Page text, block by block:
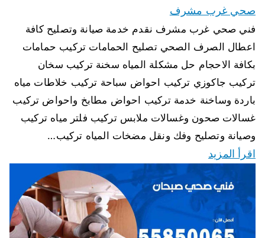
صحي غرب مشرف
فني صحي غرب مشرف نقدم خدمة صيانة وتصليح كافة
اعطال الصرف الصحي تصليح الحمامات تركيب حمامات
بكافة الاحجام حل مشكلة المياه سخنة تركيب سخان
تركيب جاكوزي تركيب احواض سباحة تركيب خلاطات مياه
باردة وساخنة خدمة تركيب احواض مطابخ واحواض تركيب
غسالات صحون وغسالات ملابس تركيب فلتر مياه تركيب
وصيانة وتصليح وفك ونقل مضخات المياه تركيب…
اقرأ المزيد